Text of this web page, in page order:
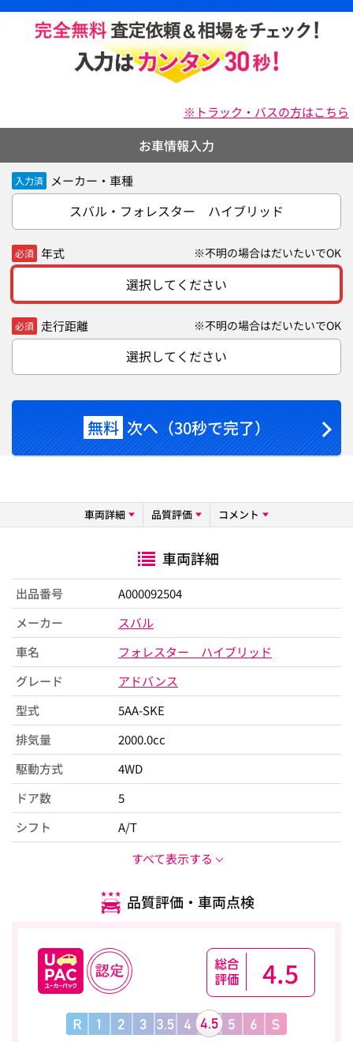
※トラック・バスの方はこちら
お車情報入力
入力済 メーカー・車種
スバル・フォレスター ハイブリッド
必須 年式 ※不明の場合はだいたいでOK
選択してください
必須 走行距離 ※不明の場合はだいたいでOK
選択してください
無料 次へ（30秒で完了）
車両詳細 品質評価 コメント
車両詳細
出品番号
A000092504
メーカー
スバル
車名
フォレスター ハイブリッド
グレード
アドバンス
型式
5AA-SKE
排気量
2000.0cc
駆動方式
4WD
ドア数
5
シフト
A/T
すべて表示する
品質評価・車両点検
4.5